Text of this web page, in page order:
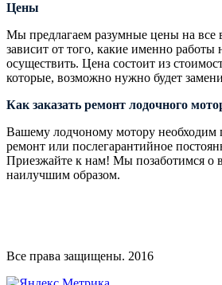
Цены
Мы предлагаем разумные цены на все
зависит от того, какие именно работы
осуществить. Цена состоит из
которые, возможно нужно будет
Как заказать ремонт лодочного
Вашему лодчоному мотору необходим
ремонт или послегарантийное
Приезжайте к нам! Мы позаботимся о
наилучшим образом.
Все права защищены. 2016